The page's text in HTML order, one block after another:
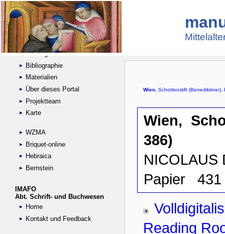
Suche
Handschriftensammlungen
Digitalisierte Handschriften
Kataloge
Bibliographie
Materialien
Über dieses Portal
Projektteam
Karte
WZMA
Briquet-online
Hebraica
Bernstein
IMAFO
Abt. Schrift- und Buchwesen
Home
Kontakt und Feedback